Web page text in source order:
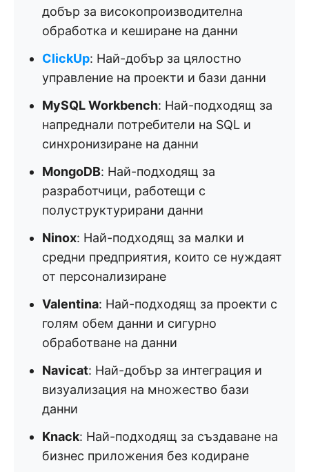
добър за високопроизводителна
обработка и кеширане на данни
ClickUp: Най-добър за цялостно
управление на проекти и бази данни
MySQL Workbench: Най-подходящ за
напреднали потребители на SQL и
синхронизиране на данни
MongoDB: Най-подходящ за
разработчици, работещи с
полуструктурирани данни
Ninox: Най-подходящ за малки и
средни предприятия, които се нуждаят
от персонализиране
Valentina: Най-подходящ за проекти с
голям обем данни и сигурно
обработване на данни
Navicat: Най-добър за интеграция и
визуализация на множество бази
данни
Knack: Най-подходящ за създаване на
бизнес приложения без кодиране